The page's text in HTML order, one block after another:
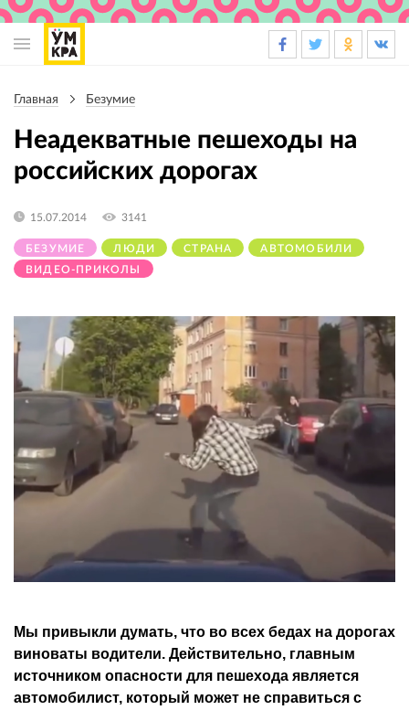
навигации
Главная Безумие
Неадекватные пешеходы на
российских дорогах
БЕЗУМИЕ ЛЮДИ СТРАНА
АВТОМОБИЛИ
ВИДЕО-ПРИКОЛЫ
15.07.2014 3141
Мы привыкли думать, что во всех бедах на дорогах
виноваты водители. Действительно, главным
источником опасности для пешехода является
автомобилист, который может не справиться с